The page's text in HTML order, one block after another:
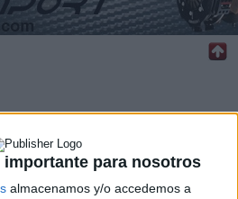
para nosotros
almacenamos y/o accedemos a